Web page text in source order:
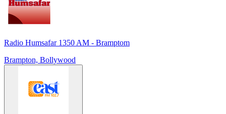
Radio Humsafar 1350 AM - Bramptom
Brampton, Bollywood